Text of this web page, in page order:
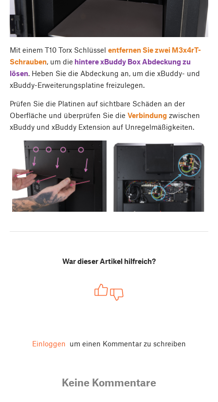
Mit einem T10 Torx Schlüssel entfernen Sie zwei M3x4rT-
Schrauben, um die hinterexBuddy Box Abdeckung zu
lösen. Heben Sie die Abdeckung an, um die xBuddy- und
xBuddy-Erweiterungsplatine freizulegen.
Prüfen Sie die Platinen auf sichtbare Schäden an der
Oberfläche und überprüfen Sie die Verbindung zwischen
xBuddy und xBuddy Extension auf Unregelmäßigkeiten.
War dieser Artikel hilfreich?
Einloggen um einen Kommentar zu schreiben
Keine Kommentare